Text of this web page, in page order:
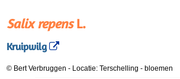
Salix repensL.
Kruipwilg
© Bert Verbruggen - Locatie: Terschelling - bloemen